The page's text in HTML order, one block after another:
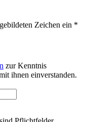
Zeichen ein *
zur Kenntnis
ihnen einverstanden.